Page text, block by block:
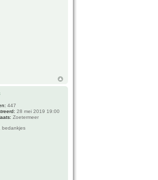
447
28 mei 2019 19:00
Zoetermeer
bedankjes